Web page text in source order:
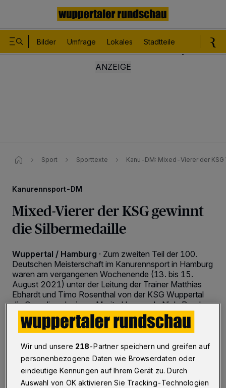
Bilder Umfrage Lokales Stadtteile
Sport Sporttexte Kanu-DM: Mixed-Vierer der
Kanurennsport-DM
Mixed-Vierer der KSG gewinnt
die Silbermedaille
Wuppertal / Hamburg · Zum zweiten Teil der 100.
Deutschen Meisterschaft im Kanurennsport in Hamburg
waren am vergangenen Wochenende (13. bis 15.
August 2021) unter der Leitung der Trainer Matthias
Ebhardt und Timo Rosenthal von der KSG Wuppertal
die Canadier-Junioren Moritz Hasenack, Niels Raeder,
Leonard Joest und Alina Burandt und die
Leistungsklasse-Fahrer Maximilian Zöllner und Jannick
Wienand angereist.
16.08.2021 , 21:23 Uhr
Wir und unsere 218-Partner speichern und greifen auf
personenbezogene Daten wie Browserdaten oder
eindeutige Kennungen auf Ihrem Gerät zu. Durch
Auswahl von OK aktivieren Sie Tracking-Technologien